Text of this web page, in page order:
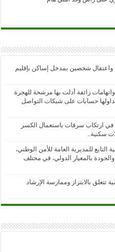
الشيرا واعتقال شخصين بمدخل إساكن بإقليم
زائفة أدلت بها مرشحة للهجرة
حسابات على شبكات التواصل
في ارتكاب سرقات باستعمال الكسر
سكنية..
التابع للمديرية العامة للأمن الوطني،
بالمعيار الدولي، في مختلف
بالابتزاز وممارسة الإرشاد